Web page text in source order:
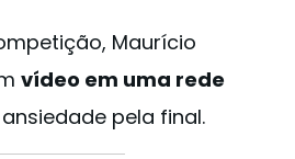
Maurício
vídeo em uma rede
pela final.